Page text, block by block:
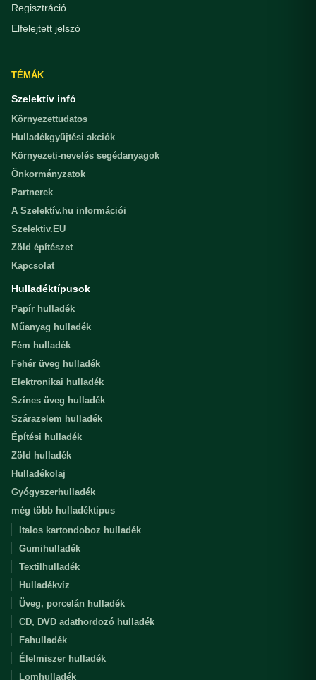
Regisztráció
Elfelejtett jelszó
TÉMÁK
Szelektív infó
Környezettudatos
Hulladékgyűjtési akciók
Környezeti-nevelés segédanyagok
Önkormányzatok
Partnerek
A Szelektív.hu információi
Szelektiv.EU
Zöld építészet
Kapcsolat
Hulladéktípusok
Papír hulladék
Műanyag hulladék
Fém hulladék
Fehér üveg hulladék
Elektronikai hulladék
Színes üveg hulladék
Szárazelem hulladék
Építési hulladék
Zöld hulladék
Hulladékolaj
Gyógyszerhulladék
még több hulladéktipus
Italos kartondoboz hulladék
Gumihulladék
Textilhulladék
Hulladékvíz
Üveg, porcelán hulladék
CD, DVD adathordozó hulladék
Fahulladék
Élelmiszer hulladék
Lomhulladék